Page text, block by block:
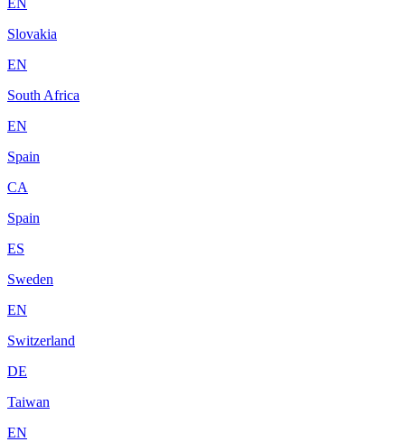
EN
Slovakia
EN
South Africa
EN
Spain
CA
Spain
ES
Sweden
EN
Switzerland
DE
Taiwan
EN